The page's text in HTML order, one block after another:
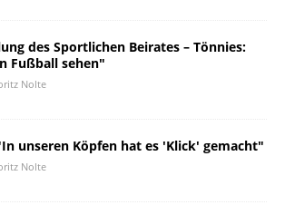
des Sportlichen Beirates – Tönnies:
Fußball sehen"
Nolte
unseren Köpfen hat es 'Klick' gemacht"
Nolte